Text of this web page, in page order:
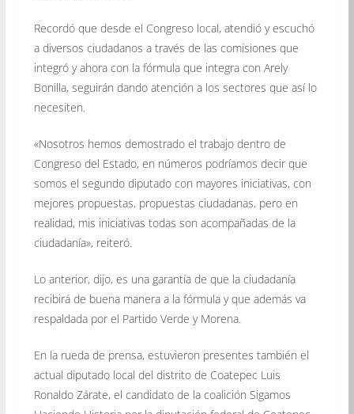
Recordó que desde el Congreso local, atendió y escuchó
a diversos ciudadanos a través de las comisiones que
integró y ahora con la fórmula que integra con Arely
Bonilla, seguirán dando atención a los sectores que así lo
necesiten.
«Nosotros hemos demostrado el trabajo dentro de
Congreso del Estado, en números podríamos decir que
somos el segundo diputado con mayores iniciativas, con
mejores propuestas, propuestas ciudadanas, pero en
realidad, mis iniciativas todas son acompañadas de la
ciudadanía», reiteró.
Lo anterior, dijo, es una garantía de que la ciudadanía
recibirá de buena manera a la fórmula y que además va
respaldada por el Partido Verde y Morena.
En la rueda de prensa, estuvieron presentes también el
actual diputado local del distrito de Coatepec Luis
Ronaldo Zárate, el candidato de la coalición Sigamos